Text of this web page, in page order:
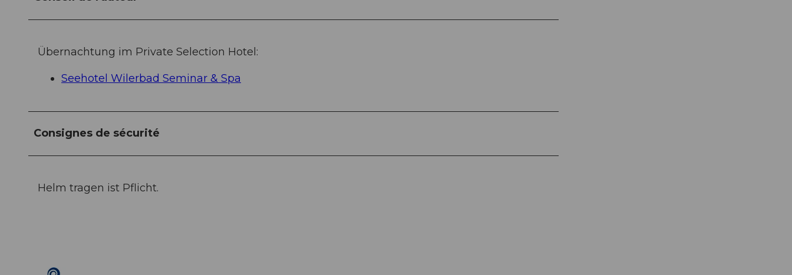
Übernachtung im Private Selection Hotel:
Seehotel Wilerbad Seminar & Spa
Consignes de sécurité
Helm tragen ist Pflicht.